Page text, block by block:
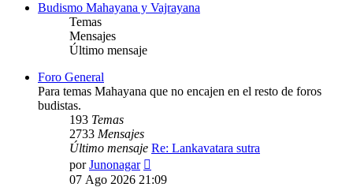
Budismo Mahayana y Vajrayana
Temas
Mensajes
Último mensaje
Foro General
Para temas Mahayana que no encajen en el resto de foros
budistas.
193 Temas
2733 Mensajes
Último mensaje Re: Lankavatara sutra
porJunonagar
último
07 Ago 2026 21:09